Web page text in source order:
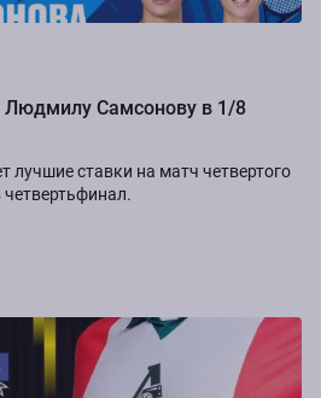
Людмилу Самсонову в 1/8
лучшие ставки на матч четвертого
четвертьфинал.